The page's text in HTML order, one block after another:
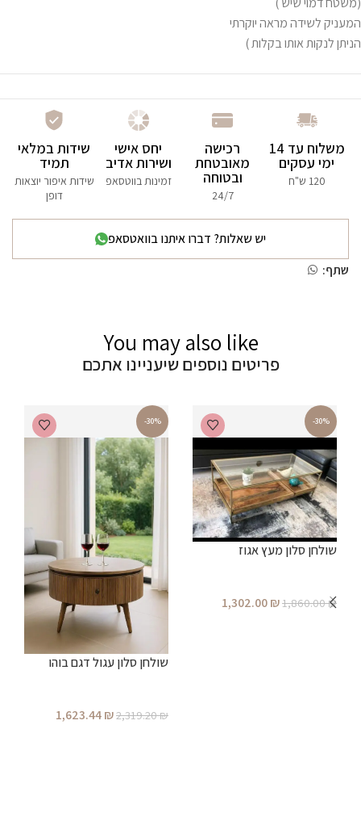
המעניק לשידה מראה יוקרתי
הניתן לנקות אותו בקלות )
משלוח עד 14
ימי עסקים
120 ש"ח
רכישה
מאובטחת
ובטוחה
24/7
יחס אישי
ושירות אדיב
זמינות בווטסאפ
שידות במלאי
תמיד
שידות איפור יוצאות
דופן
יש שאלות? דברו איתנו בוואטסאפ
שתף:
You may also like
פריטים נוספים שיעניינו אתכם
-30%
שולחן סלון מעץ אגוז
1,860.00₪
1,302.00₪
-30%
שולחן סלון עגול דגם בוהו
2,319.20₪
1,623.44₪